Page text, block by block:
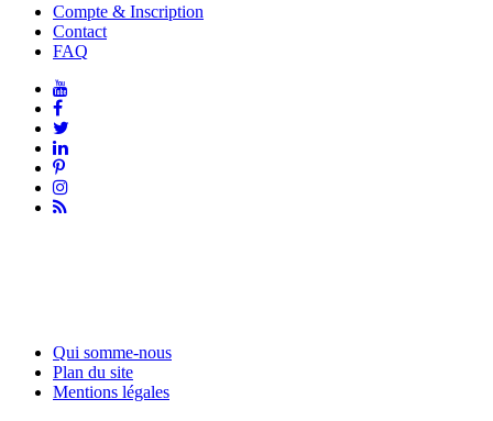
Compte & Inscription
Contact
FAQ
Qui somme-nous
Plan du site
Mentions légales